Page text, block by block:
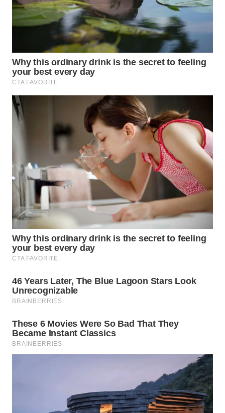
WN
BINTAN
MANDALIKA
WN
LIKUPANG
LABUANBAJO
BORNEO
Wahana
Media
Group
WAHANA
NEWS
TANI
ADVOKAT
WAHANA
INFRASTRUKTUR